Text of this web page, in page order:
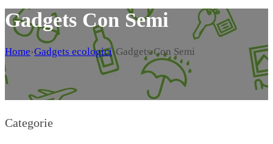
Gadgets Con Semi
Home›Gadgets ecologici›Gadgets Con Semi
Categorie